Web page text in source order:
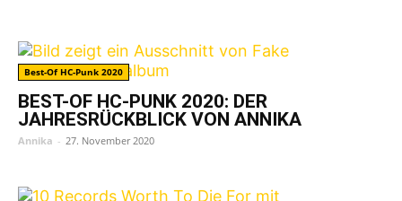
Best-Of HC-Punk 2020
BEST-OF HC-PUNK 2020: DER
JAHRESRÜCKBLICK VON ANNIKA
Annika - 27. November 2020